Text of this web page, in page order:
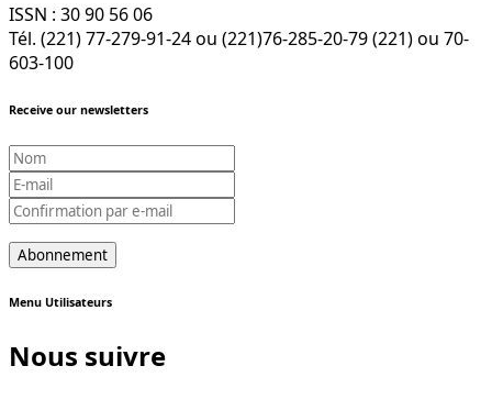
ISSN : 30 90 56 06
Tél. (221) 77-279-91-24 ou (221)76-285-20-79 (221) ou 70-
603-100
Receive our newsletters
Menu Utilisateurs
Nous suivre